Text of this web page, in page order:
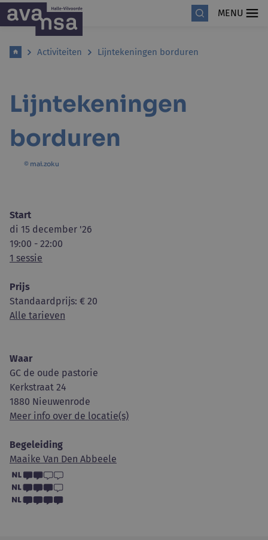
MENU
Activiteiten Lijntekeningen borduren
Lijntekeningen
borduren
© mai.zoku
Start
di 15 december '26
19:00 - 22:00
1 sessie
Prijs
Standaardprijs: € 20
Alle tarieven
Waar
GC de oude pastorie
Kerkstraat 24
1880 Nieuwenrode
Meer info over de locatie(s)
Begeleiding
Maaike Van Den Abbeele